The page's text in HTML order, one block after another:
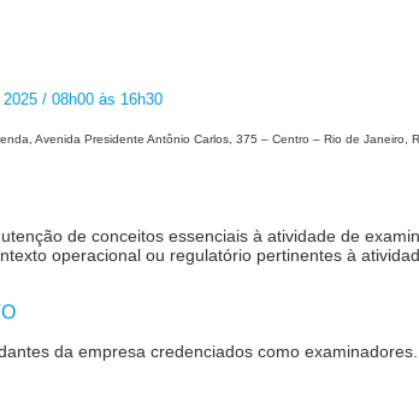
/ 08h00 às 16h30
Avenida Presidente Antônio Carlos, 375 – Centro – Rio de Janeiro,
de conceitos essenciais à atividade de
operacional ou regulatório pertinentes à
da empresa credenciados como examinadores.